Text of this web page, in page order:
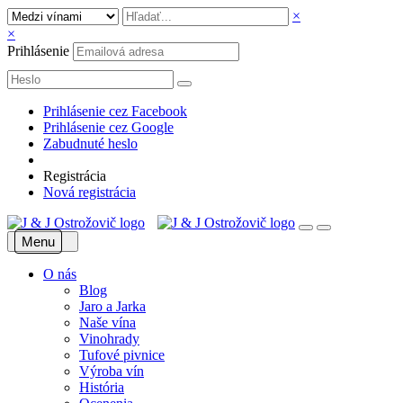
×
×
Prihlásenie
Prihlásenie cez Facebook
Prihlásenie cez Google
Zabudnuté heslo
Registrácia
Nová registrácia
Menu
O nás
Blog
Jaro a Jarka
Naše vína
Vinohrady
Tufové pivnice
Výroba vín
História